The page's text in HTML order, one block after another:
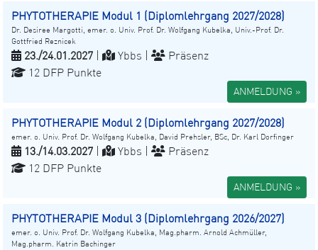
PHYTOTHERAPIE Modul 1 (Diplomlehrgang 2027/2028)
Dr. Desiree Margotti, emer. o. Univ. Prof. Dr. Wolfgang Kubelka, Univ.-Prof. Dr.
Gottfried Reznicek
23./24.01.2027 Ybbs |
Präsenz
12 DFP Punkte
ANMELDUNG »
PHYTOTHERAPIE Modul 2 (Diplomlehrgang 2027/2028)
emer. o. Univ. Prof. Dr. Wolfgang Kubelka, David Prehsler, BSc, Dr. Karl Dorfinger
13./14.03.2027 Ybbs |
Präsenz
12 DFP Punkte
ANMELDUNG »
PHYTOTHERAPIE Modul 3 (Diplomlehrgang 2026/2027)
emer. o. Univ. Prof. Dr. Wolfgang Kubelka, Mag.pharm. Arnold Achmüller,
Mag.pharm. Katrin Bachinger